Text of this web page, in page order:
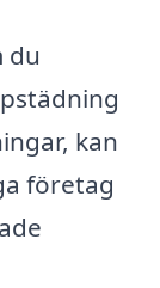
du
kan
företag